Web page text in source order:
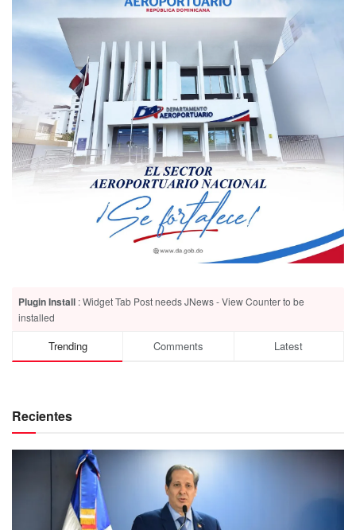
Plugin Install : Widget Tab Post needs JNews - View Counter to be
installed
Trending Comments Latest
Recientes